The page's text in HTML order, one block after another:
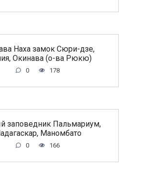
Наха замок Сюри-дзе,
Окинава (о-ва Рюкю)
0 178
заповедник Пальмариум,
Маномбато
0 166